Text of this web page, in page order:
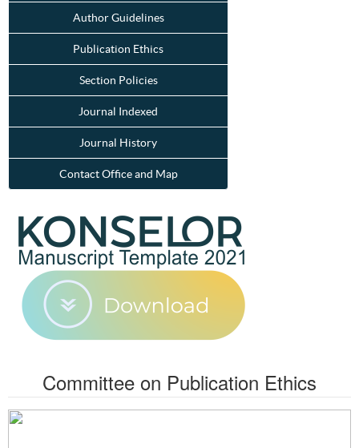
Author Guidelines
Publication Ethics
Section Policies
Journal Indexed
Journal History
Contact Office and Map
Committee on Publication Ethics